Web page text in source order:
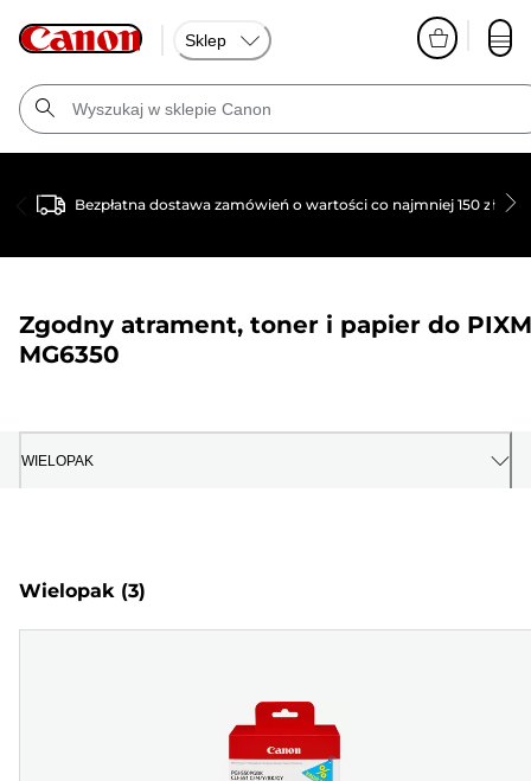
Sklep
Bezpłatna dostawa zamówień o wartości co najmniej 150 zł
Zgodny atrament, toner i papier do
MG6350
WIELOPAK
Wielopak (3)